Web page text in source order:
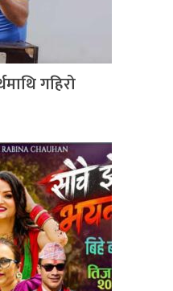
गहिरो